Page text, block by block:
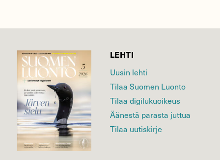
LEHTI
Uusin lehti
Tilaa Suomen Luonto
Tilaa digilukuoikeus
Äänestä parasta juttua
Tilaa uutiskirje